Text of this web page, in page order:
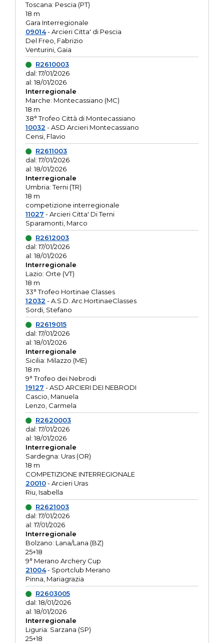
Toscana: Pescia (PT)
18 m
Gara Interregionale
09014- Arcieri Citta' di Pescia
Del Freo, Fabrizio
Venturini, Gaia
R2610003
dal: 17/01/2026
al: 18/01/2026
Interregionale
Marche: Montecassiano (MC)
18 m
38° Trofeo Città di Montecassiano
10032 - ASD Arcieri Montecassiano
Censi, Flavio
R2611003
dal: 17/01/2026
al: 18/01/2026
Interregionale
Umbria: Terni (TR)
18 m
competizione interregionale
11027 - Arcieri Citta' Di Terni
Sparamonti, Marco
R2612003
dal: 17/01/2026
al: 18/01/2026
Interregionale
Lazio: Orte (VT)
18 m
33° Trofeo Hortinae Classes
12032 - A.S.D. Arc.HortinaeClasses
Sordi, Stefano
R2619015
dal: 17/01/2026
al: 18/01/2026
Interregionale
Sicilia: Milazzo (ME)
18 m
9° Trofeo dei Nebrodi
19127 - ASD ARCIERI DEI NEBRODI
Cascio, Manuela
Lenzo, Carmela
R2620003
dal: 17/01/2026
al: 18/01/2026
Interregionale
Sardegna: Uras (OR)
18 m
COMPETIZIONE INTERREGIONALE
20010- Arcieri Uras
Riu, Isabella
R2621003
dal: 17/01/2026
al: 17/01/2026
Interregionale
Bolzano: Lana/Lana (BZ)
25+18
9° Merano Archery Cup
21004- Sportclub Merano
Pinna, Mariagrazia
R2603005
dal: 18/01/2026
al: 18/01/2026
Interregionale
Liguria: Sarzana (SP)
25+18